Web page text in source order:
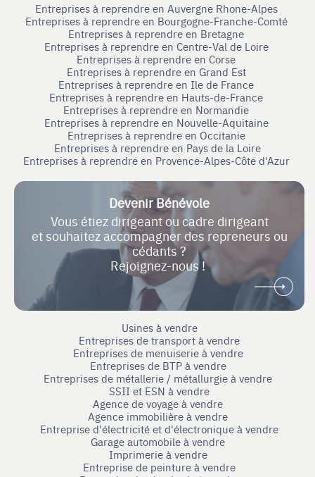
Entreprises à reprendre en Auvergne Rhone-Alpes
Entreprises à reprendre en Bourgogne-Franche-Comté
Entreprises à reprendre en Bretagne
Entreprises à reprendre en Centre-Val de Loire
Entreprises à reprendre en Corse
Entreprises à reprendre en Grand Est
Entreprises à reprendre en Ile de France
Entreprises à reprendre en Hauts-de-France
Entreprises à reprendre en Normandie
Entreprises à reprendre en Nouvelle-Aquitaine
Entreprises à reprendre en Occitanie
Entreprises à reprendre en Pays de la Loire
Entreprises à reprendre en Provence-Alpes-Côte d'Azur
Devenir Bénévole
Vous étiez dirigeant ou cadre dirigeant
et souhaitez accompagner des repreneurs ou
cédants ?
Rejoignez-nous !
Usines à vendre
Entreprises de transport à vendre
Entreprises de menuiserie à vendre
Entreprises de BTP à vendre
Entreprises de métallerie / métallurgie à vendre
SSII et ESN à vendre
Agence de voyage à vendre
Agence immobilière à vendre
Entreprise d'électricité et d'électronique à vendre
Garage automobile à vendre
Imprimerie à vendre
Entreprise de peinture à vendre